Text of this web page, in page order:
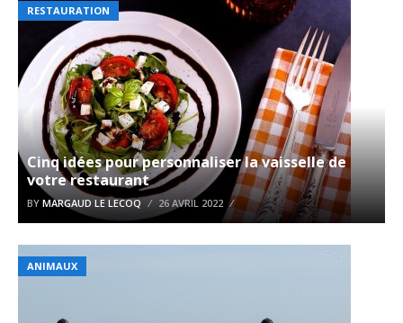
RESTAURATION
Cinq idées pour personnaliser la vaisselle de
votre restaurant
BY MARGAUD LE LECOQ 26 AVRIL 2022
ANIMAUX